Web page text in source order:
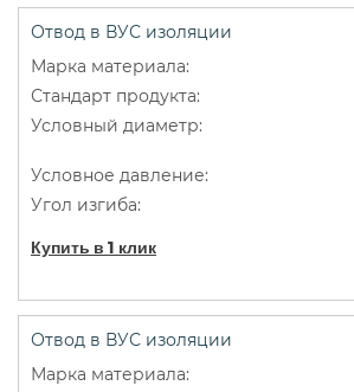
Отвод в ВУС изоляции
Купить в 1 клик
Отвод в ВУС изоляции